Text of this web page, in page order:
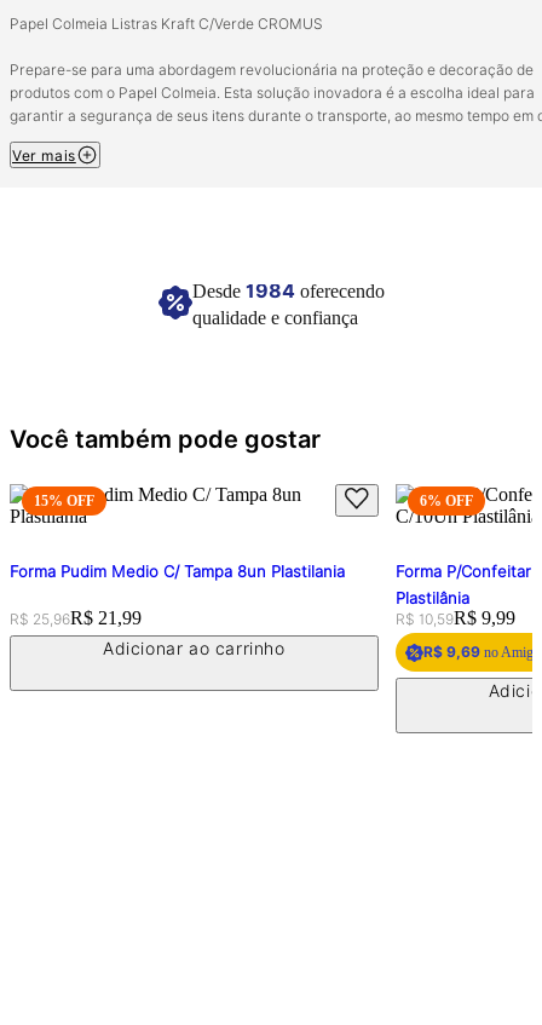
Papel Colmeia Listras Kraft C/Verde CROMUS
Prepare-se para uma abordagem revolucionária na proteção e decoração de
produtos com o Papel Colmeia. Esta solução inovadora é a escolha ideal para
garantir a segurança de seus itens durante o transporte, ao mesmo tempo em
permite uma criatividade ilimitada. O segredo do Papel Colmeia está na sua
capacidade única de se expandir em um padrão de favo de mel. Esqueça as
Tamanho: 50Cm x 50CM
Composição: Papel kraft 80G e pigmento quando colorido.
Ver mais
Desde 1984oferecendo
qualidade e confiança
Você também pode gostar
15% OFF
Forma Pudim Medio C/ Tampa 8un Plastilania
Original price:
R$ 25,96Price:
R$ 21,99
Adicionar ao carrinho
6% OFF
Forma P/
Plastilânia
Original price:
R$ 10,59Price:
R$ 9,99
R$ 9,69no Amigo